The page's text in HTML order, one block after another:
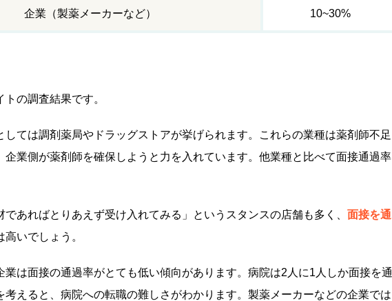
企業（製薬メーカーなど） 10~30%
の調査結果です。
しては調剤薬局やドラッグストアが挙げられます。これらの業種は薬剤師不足
企業側が薬剤師を確保しようと力を入れています。他業種と比べて面接通過率
であればとりあえず受け入れてみる」というスタンスの店舗も多く、 面接を通
高いでしょう。
業は面接の通過率がとても低い傾向があります。病院は2人に1人しか面接を通
考えると、病院への転職の難しさがわかります。製薬メーカーなどの企業では